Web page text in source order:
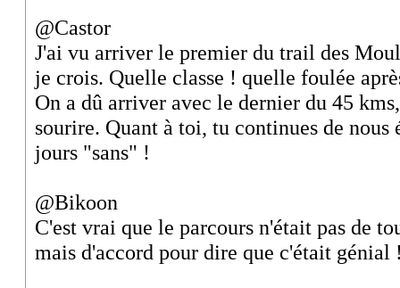
@Castor
J'ai vu arriver le premier du trail des
je crois. Quelle classe ! quelle foulée
On a dû arriver avec le dernier du 45
sourire. Quant à toi, tu continues de nous
jours "sans" !
@Bikoon
C'est vrai que le parcours n'était pas de
mais d'accord pour dire que c'était génial